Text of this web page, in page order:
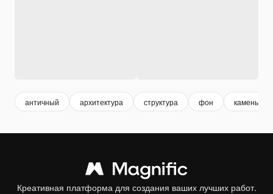
античный архитектура структура фон камень
Креативная платформа для создания ваших лучших работ.